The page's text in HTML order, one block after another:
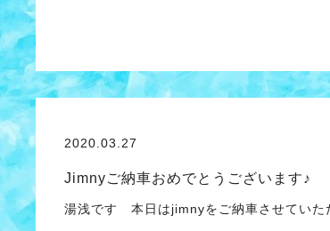
2020.03.27
Jimnyご納車おめでとうございます♪
湯浅です 本日はjimnyをご納車させていた